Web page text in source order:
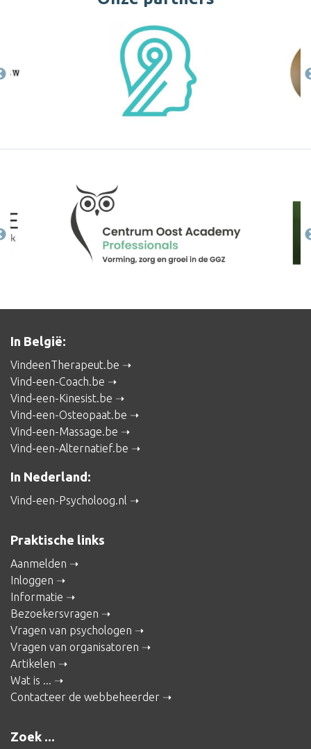
In België:
VindeenTherapeut.be
Vind-een-Coach.be
Vind-een-Kinesist.be
Vind-een-Osteopaat.be
Vind-een-Massage.be
Vind-een-Alternatief.be
In Nederland:
Vind-een-Psycholoog.nl
Praktische links
Aanmelden
Inloggen
Informatie
Bezoekersvragen
Vragen van psychologen
Vragen van organisatoren
Artikelen
Wat is ...
Contacteer de webbeheerder
Zoek ...